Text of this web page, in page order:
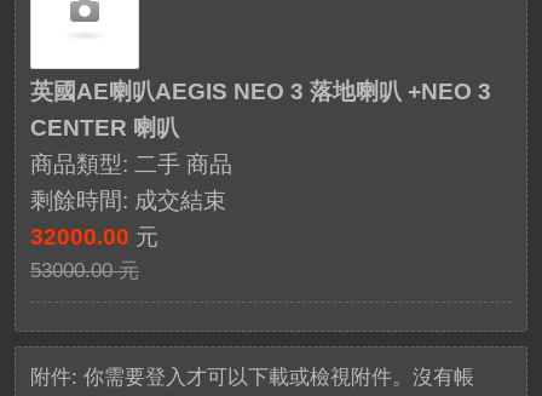
英國AE喇叭AEGIS NEO 3 落地喇叭 +NEO 3
CENTER 喇叭
商品類型: 二手 商品
剩餘時間: 成交結束
32000.00 元
53000.00 元
附件: 你需要登入才可以下載或檢視附件。沒有帳